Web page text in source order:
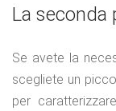
La seconda
Se avete la
scegliete un
per